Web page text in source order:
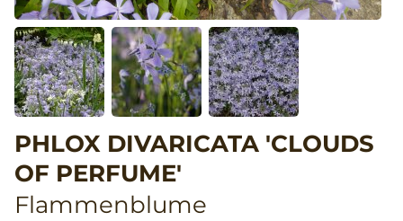
PHLOX DIVARICATA 'CLOUDS
OF PERFUME'
Flammenblume